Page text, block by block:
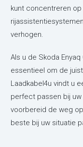
kunt concentreren
verhogen.
Als u de Skoda
essentieel om de
Laadkabel4u vindt u
perfect passen bij
voorbereid de weg
beste bij uw situatie